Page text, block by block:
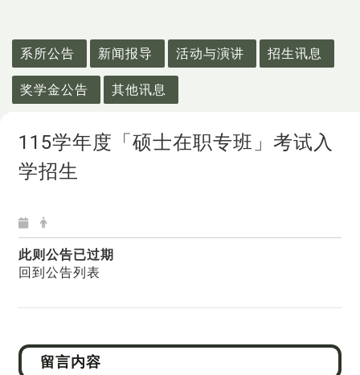
系所公告
新闻报导 活动与演讲 招生讯息
奖学金公告 其他讯息
115学年度「硕士在职专班」考试入
学招生
此则公告已过期
回到公告列表